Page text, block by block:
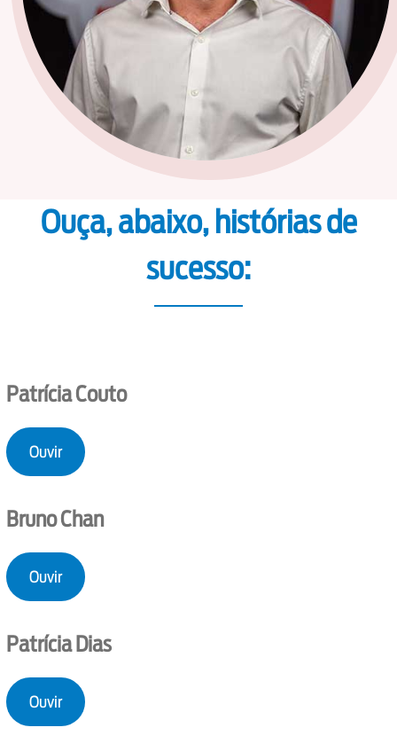
Ouça, abaixo, histórias de
sucesso:
Patrícia Couto
Ouvir
Bruno Chan
Ouvir
Patrícia Dias
Ouvir